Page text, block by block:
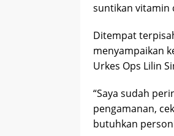
suntikan vitamin
Ditempat
menyampaikan
Urkes Ops Lilin
“Saya sudah
pengamanan,
butuhkan